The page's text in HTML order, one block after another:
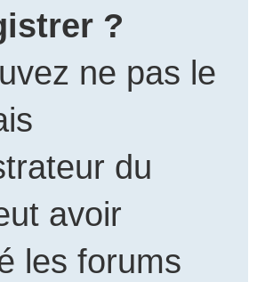
?
ne pas le
du
avoir
les forums